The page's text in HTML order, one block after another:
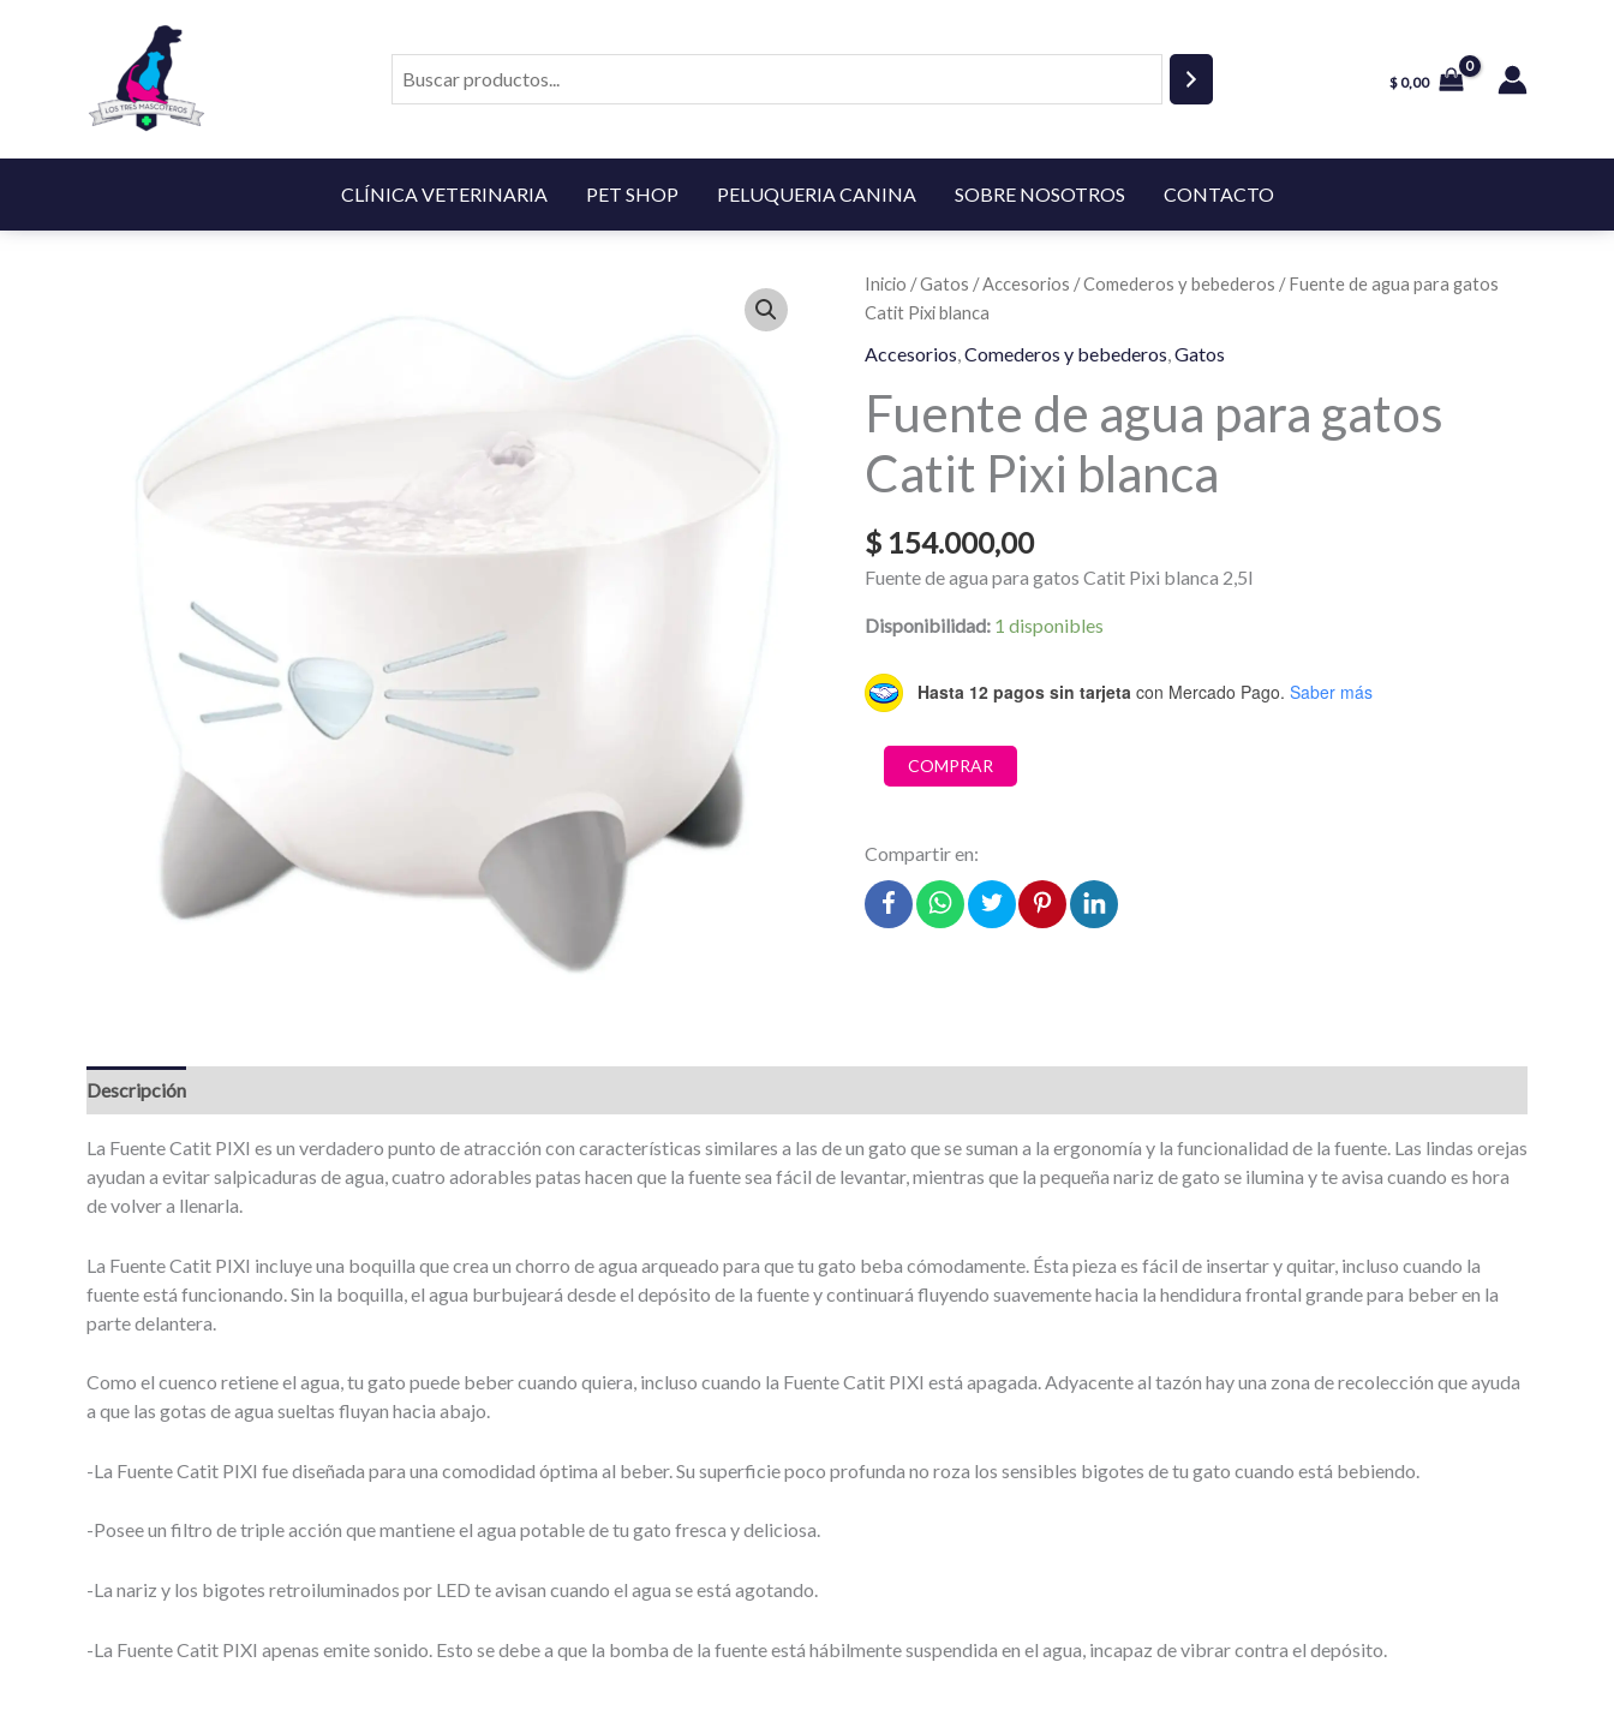
$0,00
CLÍNICA VETERINARIA PET SHOP PELUQUERIA CANINA SOBRE NOSOTROS CONTACTO
Inicio /Gatos /Accesorios /Comederos y bebederos / Fuente de agua para gatos
Catit Pixi blanca
Accesorios Comederos y bebederos Gatos
Fuente de agua para gatos
Catit Pixi blanca
$ 154.000,00
Fuente de agua para gatos Catit Pixi blanca 2,5l
Disponibilidad: 1 disponibles
Hasta 12 pagos sin tarjeta con Mercado Pago. Saber más
Fuente
para
Catit
Pixi
COMPRAR
Compartir en:
Descripción
La Fuente Catit PIXI es un verdadero punto de atracción con características similares a las de un gato que se suman a la ergonomía y la funcionalidad de la fuente. Las lindas orejas
ayudan a evitar salpicaduras de agua, cuatro adorables patas hacen que la fuente sea fácil de levantar, mientras que la pequeña nariz de gato se ilumina y te avisa cuando es hora
de volver a llenarla.
La Fuente Catit PIXI incluye una boquilla que crea un chorro de agua arqueado para que tu gato beba cómodamente. Ésta pieza es fácil de insertar y quitar, incluso cuando la
fuente está funcionando. Sin la boquilla, el agua burbujeará desde el depósito de la fuente y continuará fluyendo suavemente hacia la hendidura frontal grande para beber en la
parte delantera.
Como el cuenco retiene el agua, tu gato puede beber cuando quiera, incluso cuando la Fuente Catit PIXI está apagada. Adyacente al tazón hay una zona de recolección que ayuda
a que las gotas de agua sueltas fluyan hacia abajo.
-La Fuente Catit PIXI fue diseñada para una comodidad óptima al beber. Su superficie poco profunda no roza los sensibles bigotes de tu gato cuando está bebiendo.
-Posee un filtro de triple acción que mantiene el agua potable de tu gato fresca y deliciosa.
-La nariz y los bigotes retroiluminados por LED te avisan cuando el agua se está agotando.
-La Fuente Catit PIXI apenas emite sonido. Esto se debe a que la bomba de la fuente está hábilmente suspendida en el agua, incapaz de vibrar contra el depósito.